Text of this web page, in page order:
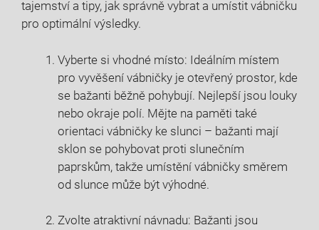
tajemství a tipy, jak⁣ správně vybrat a umístit vábničku
pro optimální výsledky.
Vyberte si vhodné místo: Ideálním místem
pro vyvěšení vábničky ⁤je otevřený prostor, kde
se bažanti běžně pohybují. Nejlepší⁤ jsou louky
nebo okraje ‍polí. Mějte na paměti také
orientaci⁢ vábničky ke ‍slunci – bažanti mají
sklon se pohybovat⁤ proti slunečním
paprskům, takže umístění vábničky směrem
od slunce může být⁢ výhodné.
Zvolte atraktivní návnadu: Bažanti‌ jsou